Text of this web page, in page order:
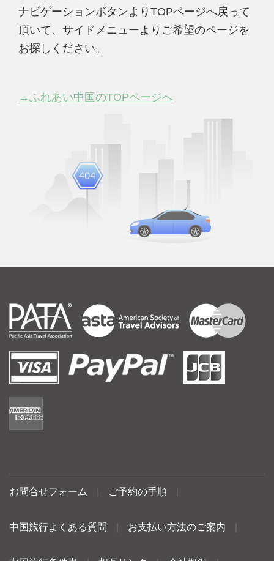
ナビゲーションボタンよりTOPページへ戻って
頂いて、サイドメニューよりご希望のページを
お探しください。
→ふれあい中国のTOPページへ
お問合せフォーム ご予約の手順
中国旅行よくある質問 お支払い方法のご案内